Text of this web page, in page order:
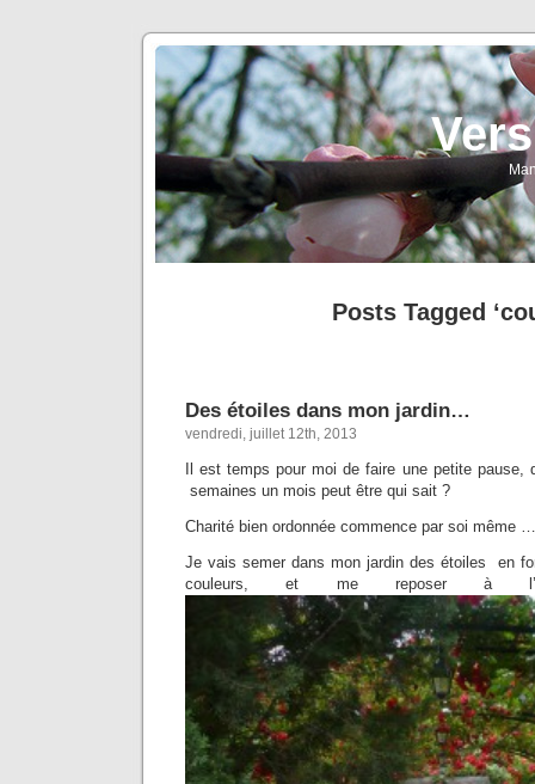
Posts Tagged
Des étoiles dans mon jardin…
vendredi, juillet 12th, 2013
Il est temps pour moi de faire une petite pause,
semaines un mois peut être qui sait ?
Charité bien ordonnée commence par soi même …
Je vais semer dans mon jardin des étoiles en
couleurs, et me reposer à